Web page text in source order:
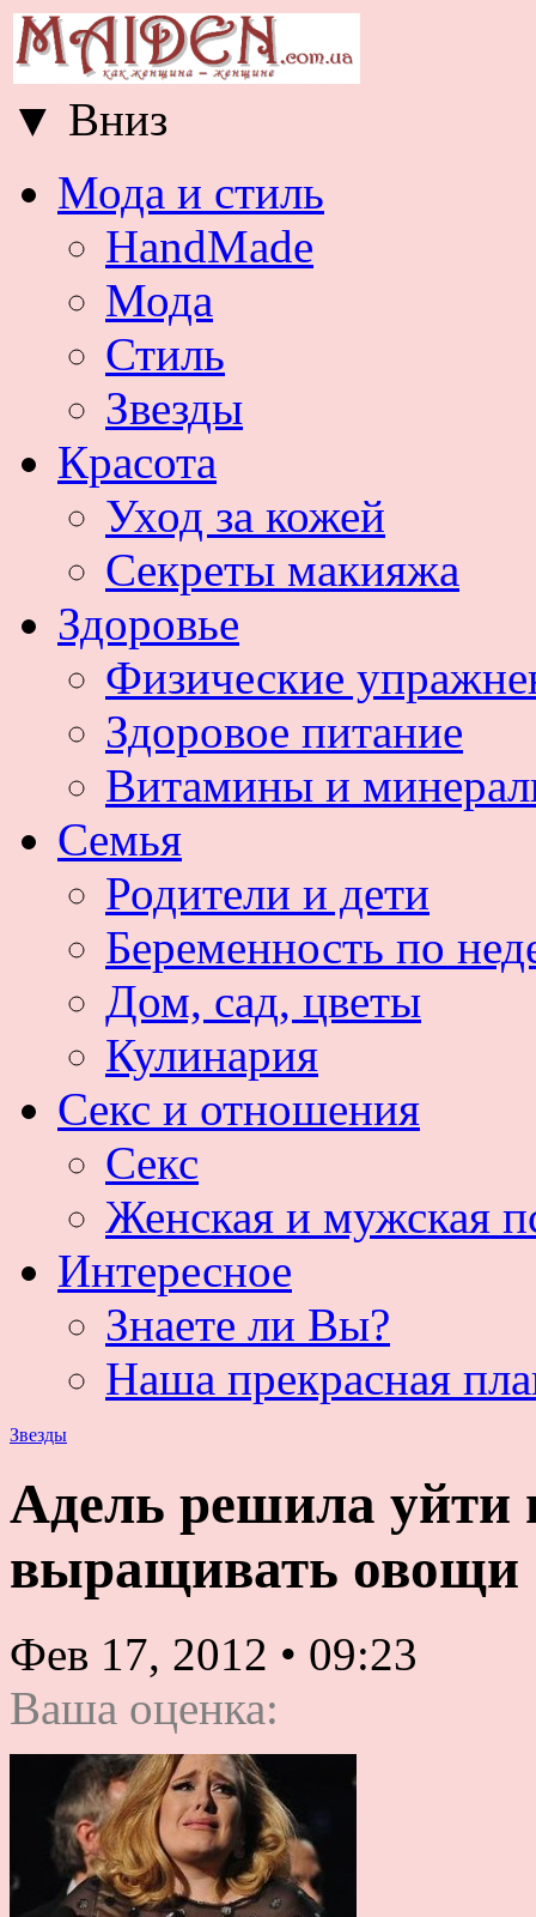
▼ Вниз
Мода и стиль
HandMade
Мода
Стиль
Звезды
Красота
Уход за кожей
Секреты макияжа
Здоровье
Физические
Здоровое питание
Витамины и
Семья
Родители и дети
Беременность по
Дом, сад, цветы
Кулинария
Секс и отношения
Секс
Женская и мужская
Интересное
Знаете ли Вы?
Наша прекрасная
Звезды
Адель решила уйти
выращивать овощи
Фев 17, 2012 • 09:23
Ваша оценка: